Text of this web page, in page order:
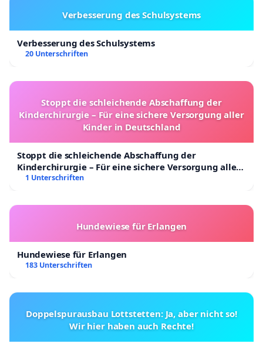
Verbesserung des Schulsystems
Verbesserung des Schulsystems
20 Unterschriften
Stoppt die schleichende Abschaffung der
Kinderchirurgie – Für eine sichere Versorgung aller
Kinder in Deutschland
Stoppt die schleichende Abschaffung der
Kinderchirurgie – Für eine sichere Versorgung aller
Kinder in Deutschland
1 Unterschriften
Hundewiese für Erlangen
Hundewiese für Erlangen
183 Unterschriften
Doppelspurausbau Lottstetten: Ja, aber nicht so!
Wir hier haben auch Rechte!